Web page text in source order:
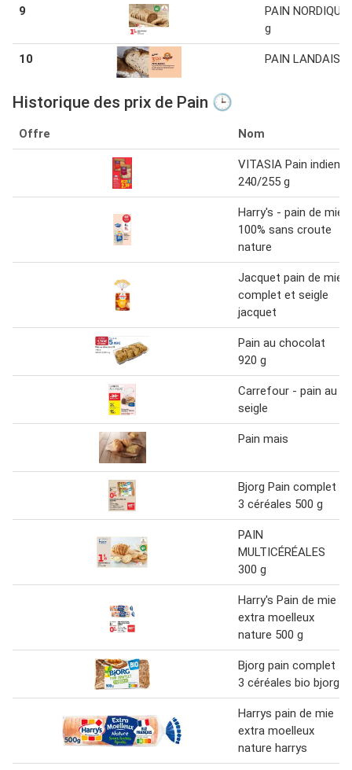
9
PAIN NORDIQUE
g
10 PAIN LANDAIS
Historique des prix de Pain 🕒
Offre Nom
VITASIA Pain indien
240/255 g
Harry's - pain de mie
100% sans croute
nature
Jacquet pain de mie
complet et seigle
jacquet
Pain au chocolat
920 g
Carrefour - pain au
seigle
Pain mais
Bjorg Pain complet
3 céréales 500 g
PAIN
MULTICÉRÉALES
300 g
Harry's Pain de mie
extra moelleux
nature 500 g
Bjorg pain complet
3 céréales bio bjorg
Harrys pain de mie
extra moelleux
nature harrys